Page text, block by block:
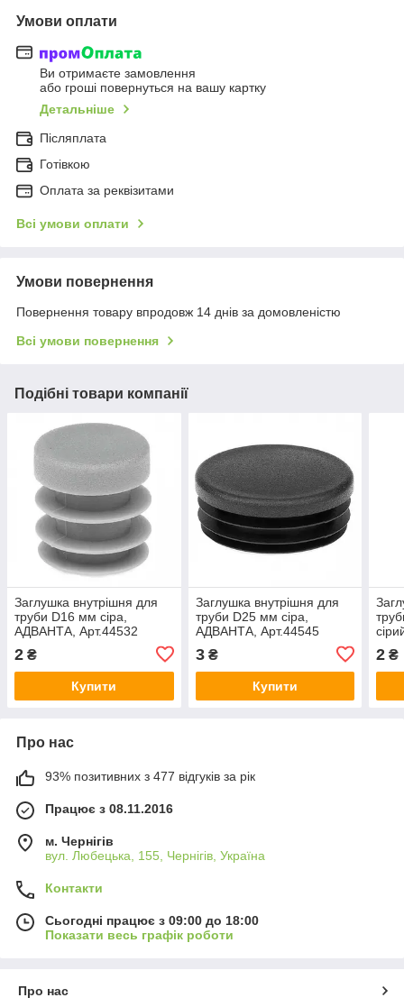
Умови оплати
Ви отримаєте замовлення
або гроші повернуться на вашу картку
Детальніше
Післяплата
Готівкою
Оплата за реквізитами
Всі умови оплати
Умови повернення
Повернення товару впродовж 14 днів за домовленістю
Всі умови повернення
Подібні товари компанії
Заглушка внутрішня для
труби D16 мм сіра,
АДВАНТА, Арт.44532
2 ₴
Купити
Заглушка внутрішня для
труби D25 мм сіра,
АДВАНТА, Арт.44545
3₴
Купити
2 ₴
Про нас
93% позитивних з 477 відгуків за рік
Працює з 08.11.2016
м. Чернігів
вул. Любецька, 155, Чернігів, Україна
Контакти
Сьогодні працює з 09:00 до 18:00
Показати весь графік роботи
Про нас